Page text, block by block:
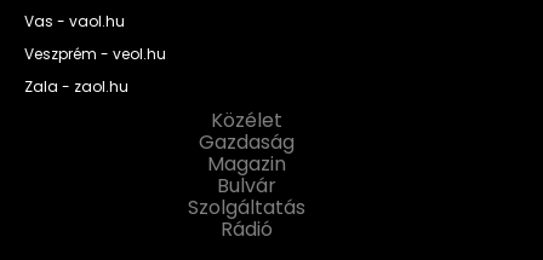
Vas - vaol.hu
Veszprém - veol.hu
Zala - zaol.hu
Közélet
Gazdaság
Magazin
Bulvár
Szolgáltatás
Rádió